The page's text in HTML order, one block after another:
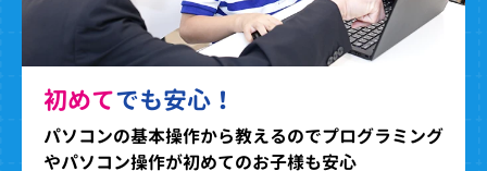
初めてでも安心！
パソコンの基本操作から教えるのでプログラミング
やパソコン操作が初めてのお子様も安心